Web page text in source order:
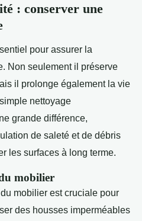
: conserver une
pour assurer la
Non seulement il préserve
il prolonge également la vie
nettoyage
grande différence,
de saleté et de débris
les surfaces à long terme.
mobilier
mobilier est cruciale pour
des housses imperméables